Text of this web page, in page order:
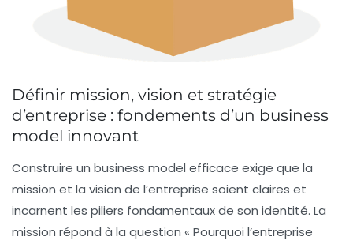
Définir mission, vision et stratégie
d’entreprise : fondements d’un business
model innovant
Construire un business model efficace exige que la
mission et la vision de l’entreprise soient claires et
incarnent les piliers fondamentaux de son identité. La
mission répond à la question « Pourquoi l’entreprise